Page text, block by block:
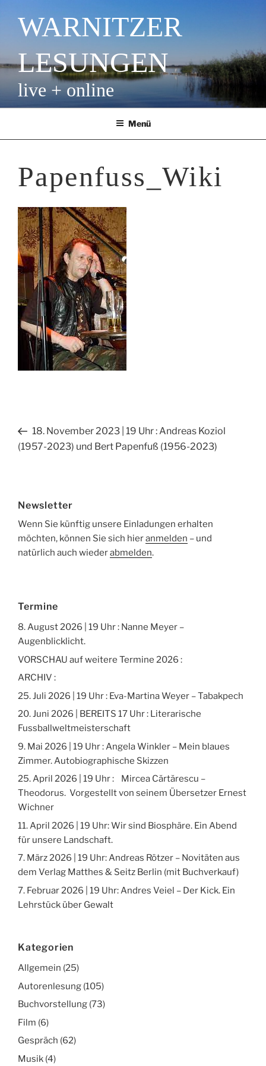
Inhalt
springenWARNITZER
LESUNGEN
live + online
Menü
Papenfuss_Wiki
Beitragsnavigation
Vorheriger
Beitrag
18. November 2023 | 19 Uhr : Andreas Koziol
(1957-2023) und Bert Papenfuß (1956-2023)
Newsletter
Wenn Sie künftig unsere Einladungen erhalten
möchten, können Sie sich hieranmelden – und
natürlich auch wiederabmelden.
Termine
8. August 2026 | 19 Uhr : Nanne Meyer –
Augenblicklicht.
VORSCHAU auf weitere Termine 2026 :
ARCHIV :
25. Juli 2026 | 19 Uhr : Eva-Martina Weyer – Tabakpech
20. Juni 2026 | BEREITS 17 Uhr : Literarische
Fussballweltmeisterschaft
9. Mai 2026 | 19 Uhr : Angela Winkler – Mein blaues
Zimmer. Autobiographische Skizzen
25. April 2026 | 19 Uhr : Mircea Cărtărescu –
Theodorus. Vorgestellt von seinem Übersetzer Ernest
Wichner
11. April 2026 | 19 Uhr: Wir sind Biosphäre. Ein Abend
für unsere Landschaft.
7. März 2026 | 19 Uhr: Andreas Rötzer – Novitäten aus
dem Verlag Matthes & Seitz Berlin (mit Buchverkauf)
7. Februar 2026 | 19 Uhr: Andres Veiel – Der Kick. Ein
Lehrstück über Gewalt
Kategorien
Allgemein (25)
Autorenlesung (105)
Buchvorstellung (73)
Film (6)
Gespräch (62)
Musik (4)